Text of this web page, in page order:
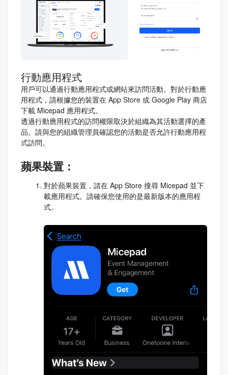
行動應用程式
用戶可以通過行動應用程式或網站來訪問活動。對於行動應
用程式，請根據您的裝置在 App Store 或 Google Play 商店
下載 Micepad 應用程式。
透過行動應用程式的訪問權限取決於組織為其活動選擇的產
品。請與您的組織管理員確認您的活動是否允許行動應用程
式訪問。
蘋果裝置：
對於蘋果裝置，請在 App Store 搜尋 Micepad 並下
載應用程式。請確保您使用的是最新版本的應用程
式。